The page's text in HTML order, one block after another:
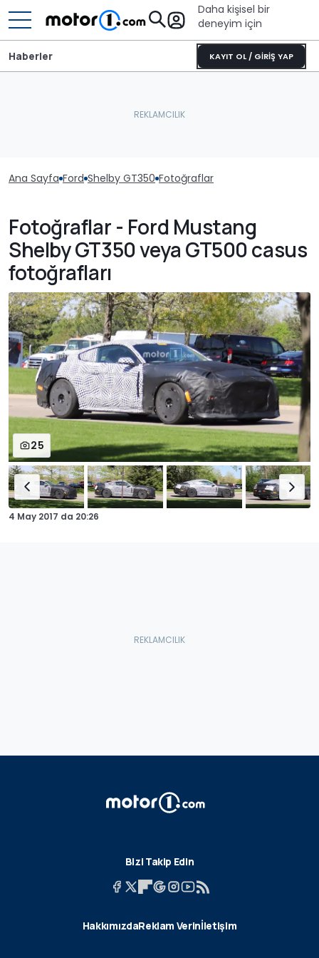
Daha kişisel bir
deneyim için
KAYIT OL / GİRİŞ YAP
Haberler
Ana Sayfa Ford Shelby GT350 Fotoğraflar
Fotoğraflar - Ford Mustang
Shelby GT350 veya GT500 casus
fotoğrafları
25
4 May 2017 da 20:26
Bizi Takip Edin
HakkımızdaReklam Verinİletişim